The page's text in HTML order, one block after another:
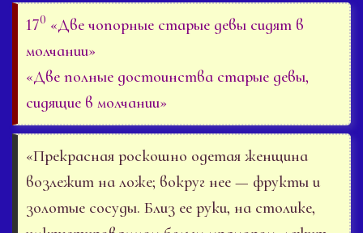
170 «Две чопорные старые девы сидят в
молчании»
«Две полные достоинства старые девы,
сидящие в молчании»
«Прекрасная роскошно одетая женщина
возлежит на ложе; вокруг нее — фрукты и
золотые сосуды. Близ ее руки, на столике,